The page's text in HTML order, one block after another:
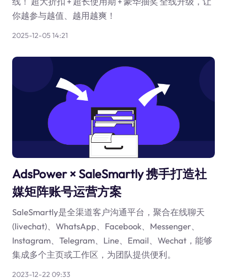
你越参与越值、越用越爽！
2025-12-05 14:21
AdsPower × SaleSmartly 携手打造社
媒矩阵账号运营方案
SaleSmartly是全渠道客户沟通平台，聚合在线聊天
(livechat)、WhatsApp、Facebook、Messenger、
Instagram、Telegram、Line、Email、Wechat，能够
集成多个主页或工作区，为团队提供便利。
2023-12-22 09:33